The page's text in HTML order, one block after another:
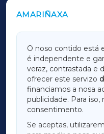
AMARIÑAXA
O noso contido está
é independente e
veraz, contrastada e
ofrecer este servizo
financiamos a nosa
publicidade. Para
consentimento.
Se aceptas,
OUTROS